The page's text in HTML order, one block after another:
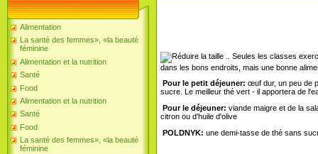
Alimentation
La santé des femmes», «la beauté
féminine
Alimentation et la nutrition
Santé
Food
Alimentation et la nutrition
Santé
Food
La santé des femmes», «la beauté
féminine
Seules les classes
dans les bons endroits, mais une bonne
Pour le petit déjeuner: œuf dur, un peu de
sucre. Le meilleur thé vert - il apportera de
Pour le déjeuner: viande maigre et de la
citron ou d'huile d'olive
POLDNYK: une demi-tasse de thé sans